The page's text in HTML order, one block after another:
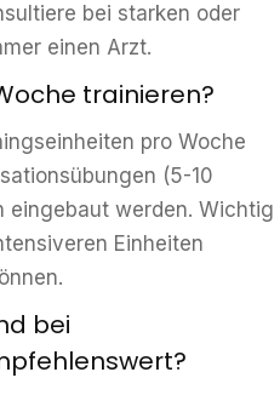
bei starken oder
einen Arzt.
trainieren?
pro Woche
(5-10
eingebaut werden. Wichtig
Einheiten
bei